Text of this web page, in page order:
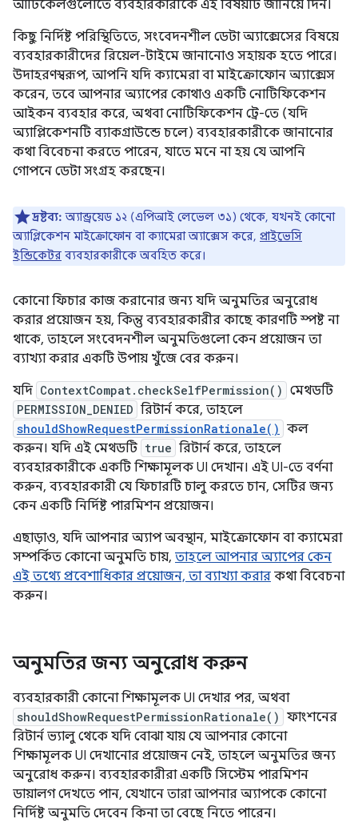
আর্টিকেলগুলোতে ব্যবহারকারীকে এই বিষয়টি জানিয়ে দিন।
কিছু নির্দিষ্ট পরিস্থিতিতে, সংবেদনশীল ডেটা অ্যাক্সেসের বিষয়ে
ব্যবহারকারীদের রিয়েল-টাইমে জানানোও সহায়ক হতে পারে।
উদাহরণস্বরূপ, আপনি যদি ক্যামেরা বা মাইক্রোফোন অ্যাক্সেস
করেন, তবে আপনার অ্যাপের কোথাও একটি নোটিফিকেশন
আইকন ব্যবহার করে, অথবা নোটিফিকেশন ট্রে-তে (যদি
অ্যাপ্লিকেশনটি ব্যাকগ্রাউন্ডে চলে) ব্যবহারকারীকে জানানোর
কথা বিবেচনা করতে পারেন, যাতে মনে না হয় যে আপনি
গোপনে ডেটা সংগ্রহ করছেন।
দ্রষ্টব্য: অ্যান্ড্রয়েড ১২ (এপিআই লেভেল ৩১) থেকে, যখনই কোনো
অ্যাপ্লিকেশন মাইক্রোফোন বা ক্যামেরা অ্যাক্সেস করে, প্রাইভেসি
ইন্ডিকেটর ব্যবহারকারীকে অবহিত করে।
কোনো ফিচার কাজ করানোর জন্য যদি অনুমতির অনুরোধ
করার প্রয়োজন হয়, কিন্তু ব্যবহারকারীর কাছে কারণটি স্পষ্ট না
থাকে, তাহলে সংবেদনশীল অনুমতিগুলো কেন প্রয়োজন তা
ব্যাখ্যা করার একটি উপায় খুঁজে বের করুন।
যদি ContextCompat.checkSelfPermission() মেথডটি
PERMISSION_DENIED রিটার্ন করে, তাহলে
shouldShowRequestPermissionRationale() কল
করুন। যদি এই মেথডটি true রিটার্ন করে, তাহলে
ব্যবহারকারীকে একটি শিক্ষামূলক UI দেখান। এই UI-তে বর্ণনা
করুন, ব্যবহারকারী যে ফিচারটি চালু করতে চান, সেটির জন্য
কেন একটি নির্দিষ্ট পারমিশন প্রয়োজন।
এছাড়াও, যদি আপনার অ্যাপ অবস্থান, মাইক্রোফোন বা ক্যামেরা
সম্পর্কিত কোনো অনুমতি চায়, তাহলে আপনার অ্যাপের কেন
এই তথ্যে প্রবেশাধিকার প্রয়োজন, তা ব্যাখ্যা করার কথা বিবেচনা
করুন।
অনুমতির জন্য অনুরোধ করুন
ব্যবহারকারী কোনো শিক্ষামূলক UI দেখার পর, অথবা
shouldShowRequestPermissionRationale() ফাংশনের
রিটার্ন ভ্যালু থেকে যদি বোঝা যায় যে আপনার কোনো
শিক্ষামূলক UI দেখানোর প্রয়োজন নেই, তাহলে অনুমতির জন্য
অনুরোধ করুন। ব্যবহারকারীরা একটি সিস্টেম পারমিশন
ডায়ালগ দেখতে পান, যেখানে তারা আপনার অ্যাপকে কোনো
নির্দিষ্ট অনুমতি দেবেন কিনা তা বেছে নিতে পারেন।